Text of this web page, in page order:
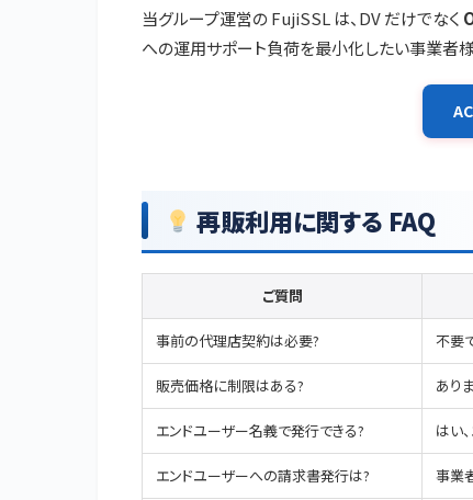
当グループ運営のFujiSSL は、DV だけでなく
への運用サポート負荷を最小化したい事業者
再販利用に関する FAQ
ご質問
事前の代理店契約は必要? 不要
販売価格に制限はある? あり
エンドユーザー名義で発行できる? はい
エンドユーザーへの請求書発行は? 事業